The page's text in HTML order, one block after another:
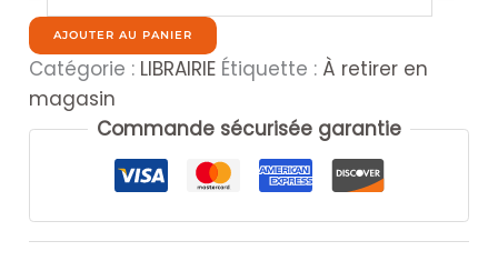
VATICANUM
AJOUTER AU PANIER
Catégorie : LIBRAIRIE Étiquette : À retirer en
magasin
Commande sécurisée garantie